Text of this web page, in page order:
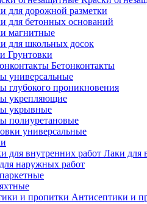
для дорожной разметки
для бетонных оснований
магнитные
для школьных досок
Грунтовки
Бетонконтакты
универсальные
глубокого проникновения
укрепляющие
укрывные
полиуретановые
универсальные
Лаки для
наружных работ
Антисептики и